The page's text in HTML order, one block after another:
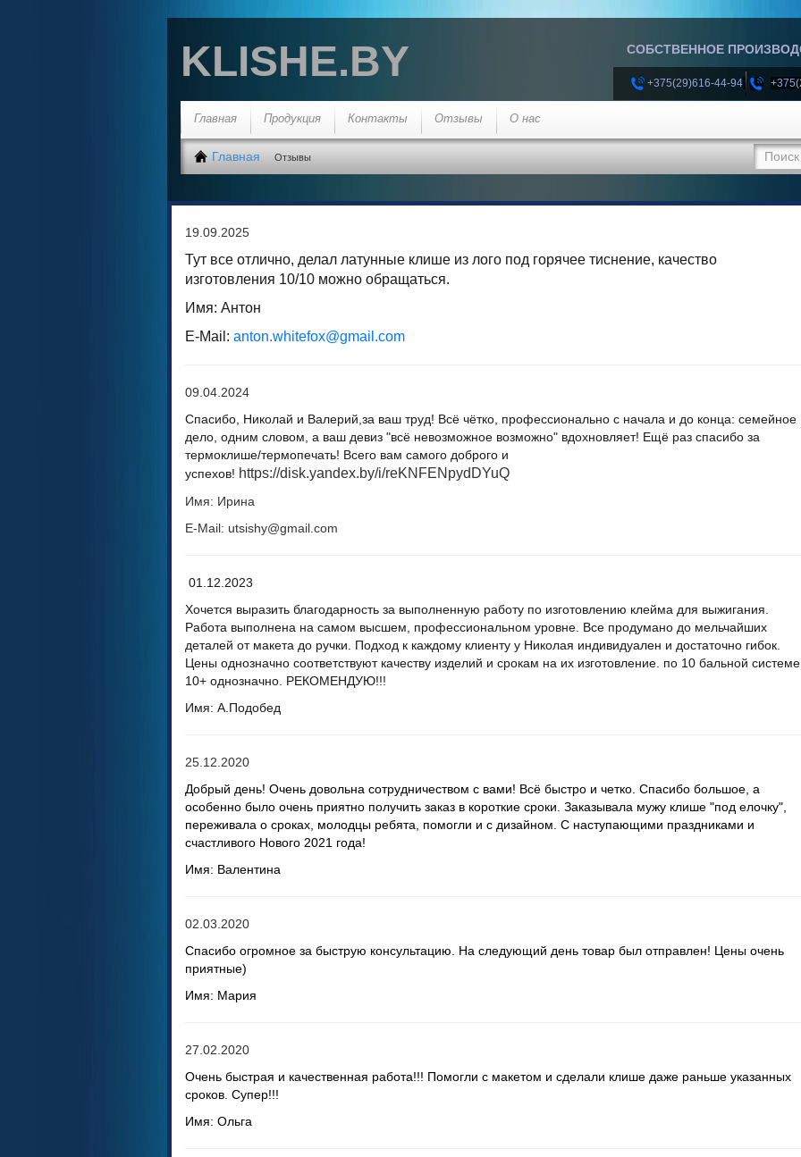
KLISHE.BY СОБСТВЕННОЕ
+375(29)616-44-94
Главная Продукция Контакты Отзывы О нас
Главная Отзывы
19.09.2025
Тут все отлично, делал латунные клише из лого под горячее тиснение, качество
изготовления 10/10 можно обращаться.
Имя: Антон
E-Mail: anton.whitefox@gmail.com
09.04.2024
Спасибо, Николай и Валерий,за ваш труд! Всё чётко, профессионально с начала и до конца: семейное
дело, одним словом, а ваш девиз "всё невозможное возможно" вдохновляет! Ещё раз спасибо за
термоклише/термопечать! Всего вам самого доброго и
успехов! https://disk.yandex.by/i/reKNFENpydDYuQ
Имя: Ирина
E-Mail: utsishy@gmail.com
01.12.2023
Хочется выразить благодарность за выполненную работу по изготовлению клейма для выжигания.
Работа выполнена на самом высшем, профессиональном уровне. Все продумано до мельчайших
деталей от макета до ручки. Подход к каждому клиенту у Николая индивидуален и достаточно гибок.
Цены однозначно соответствуют качеству изделий и срокам на их изготовление. по 10 бальной системе
10+ однозначно. РЕКОМЕНДУЮ!!!
Имя: А.Подобед
25.12.2020
Добрый день! Очень довольна сотрудничеством с вами! Всё быстро и четко. Спасибо большое, а
особенно было очень приятно получить заказ в короткие сроки. Заказывала мужу клише "под елочку",
переживала о сроках, молодцы ребята, помогли и с дизайном. С наступающими праздниками и
счастливого Нового 2021 года!
Имя: Валентина
02.03.2020
Спасибо огромное за быструю консультацию. На следующий день товар был отправлен! Цены очень
приятные)
Имя: Мария
27.02.2020
Очень быстрая и качественная работа!!! Помогли с макетом и сделали клише даже раньше указанных
сроков. Супер!!!
Имя: Ольга